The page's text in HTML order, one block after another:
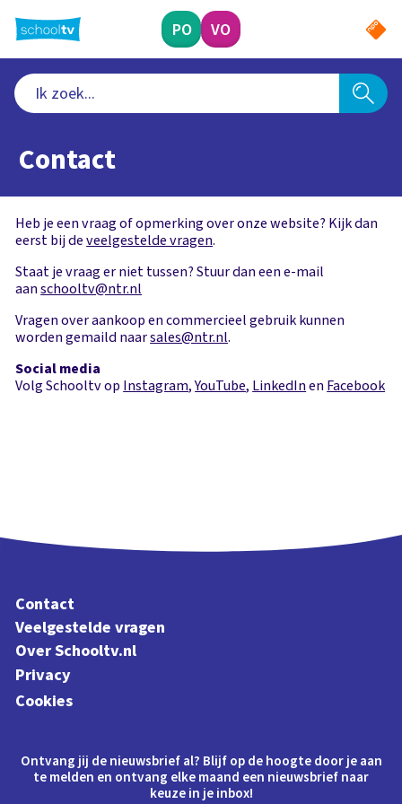
naar
hoofdinhoud
PO VO
Contact
Heb je een vraag of opmerking over onze website? Kijk dan
eerst bij deveelgestelde vragen.
Staat je vraag er niet tussen? Stuur dan een e-mail
aanschooltv@ntr.nl
Vragen over aankoop en commercieel gebruik kunnen
worden gemaild naarsales@ntr.nl.
Social media
Volg Schooltv op Instagram,YouTube, LinkedInenFacebook
Contact
Veelgestelde vragen
Over Schooltv.nl
Privacy
Cookies
Ontvang jij de nieuwsbrief al? Blijf op de hoogte door je aan
te melden en ontvang elke maand een nieuwsbrief naar
keuze in je inbox!